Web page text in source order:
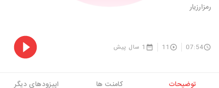
رمزارزیار
07:54
11 1 سال پیش
توضیحات کامنت ها اپیزودهای دیگر